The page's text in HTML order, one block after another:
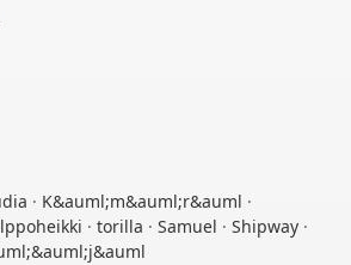
· K&auml;m&auml;r&auml ·
· torilla · Samuel · Shipway ·